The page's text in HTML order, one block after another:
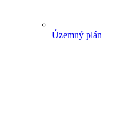
Územný plán